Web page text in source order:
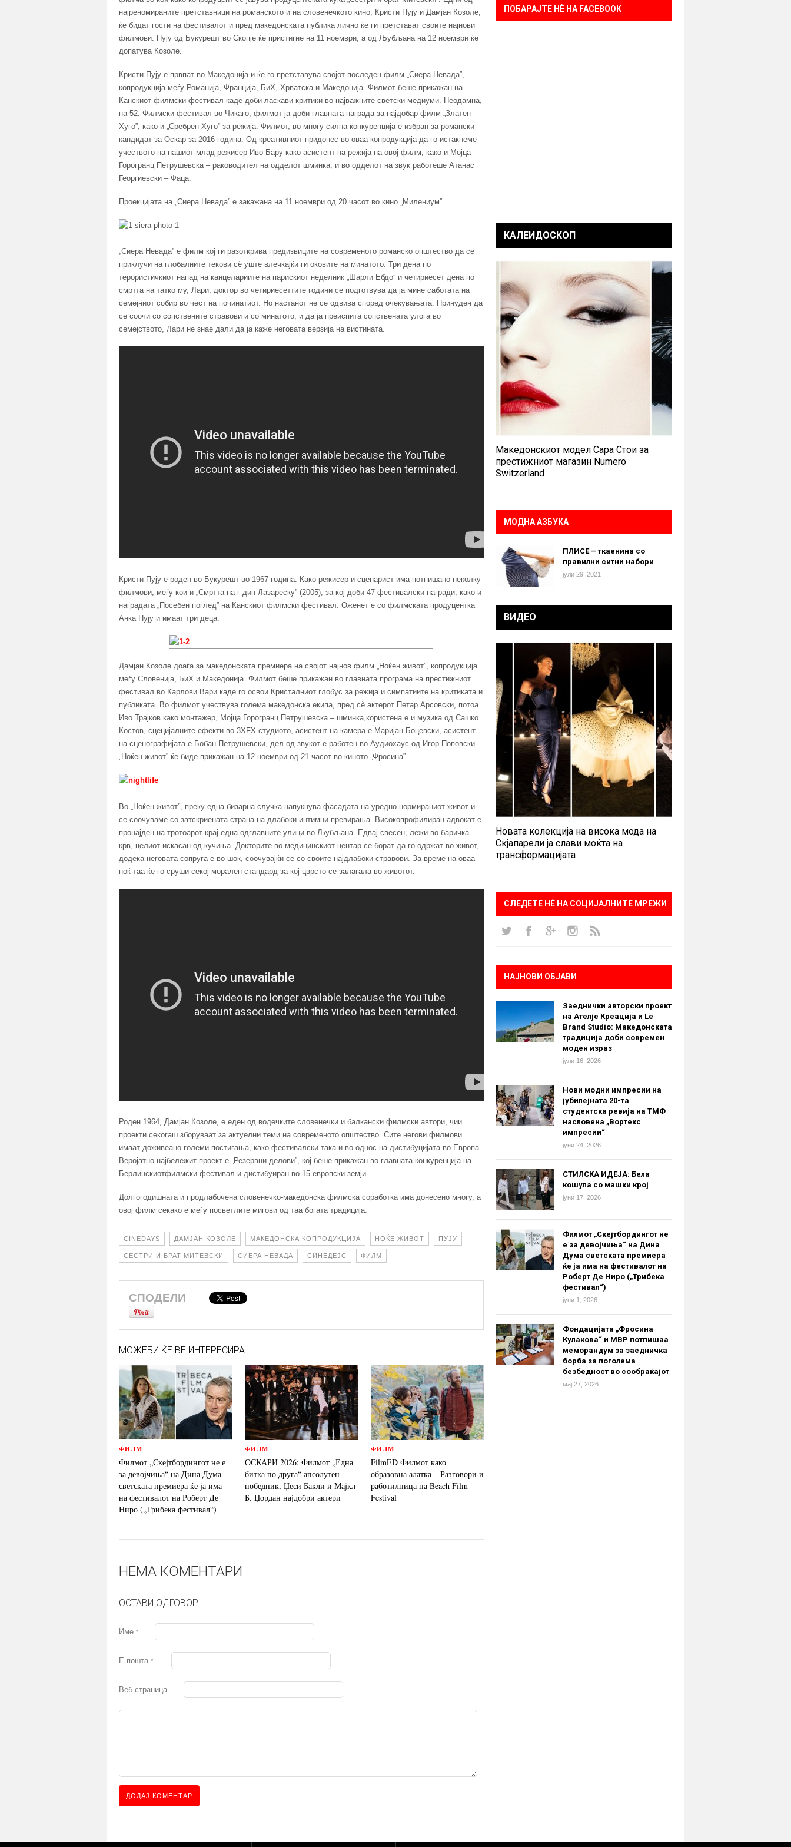
најреномираните претставници на романското и на словенечкото кино, Кристи Пују и Дамјан Козоле,
ќе бидат гости на фестивалот и пред македонската публика лично ќе ги претстават своите најнови
филмови. Пују од Букурешт во Скопје ќе пристигне на 11 ноември, а од Љубљана на 12 ноември ќе
допатува Козоле.
Кристи Пују е првпат во Македонија и ќе го претставува својот последен филм „Сиера Невада”,
копродукција меѓу Романија, Франција, БиХ, Хрватска и Македонија. Филмот беше прикажан на
Канскиот филмски фестивал каде доби ласкави критики во најважните светски медиуми. Неодамна,
на 52. Филмски фестивал во Чикаго, филмот ја доби главната награда за најдобар филм „Златен
Хуго”, како и „Сребрен Хуго” за режија. Филмот, во многу силна конкуренција е избран за романски
кандидат за Оскар за 2016 година. Од креативниот придонес во оваа копродукција да го истакнеме
учеството на нашиот млад режисер Иво Бару како асистент на режија на овој филм, како и Мојца
Горогранц Петрушевска – раководител на одделот шминка, и во одделот на звук работеше Атанас
Георгиевски – Фаца.
Проекцијата на „Сиера Невада” е закажана на 11 ноември од 20 часот во кино „Милениум”.
„Сиера Невада” е филм кој ги разоткрива предизвиците на современото романско општество да се
приклучи на глобалните текови сè уште влечкајќи ги оковите на минатото. Три дена по
терористичкиот напад на канцелариите на парискиот неделник „Шарли Ебдо” и четириесет дена по
смртта на татко му, Лари, доктор во четириесеттите години се подготвува да ја мине саботата на
семејниот собир во чест на починатиот. Но настанот не се одвива според очекувањата. Принуден да
се соочи со сопствените стравови и со минатото, и да ја преиспита сопствената улога во
семејството, Лари не знае дали да ја каже неговата верзија на вистината.
Кристи Пују е роден во Букурешт во 1967 година. Како режисер и сценарист има потпишано неколку
филмови, меѓу кои и „Смртта на г-дин Лазареску” (2005), за кој доби 47 фестивалски награди, како и
наградата „Посебен поглед” на Канскиот филмски фестивал. Оженет е со филмската продуцентка
Анка Пују и имаат три деца.
Дамјан Козоле доаѓа за македонската премиера на својот најнов филм „Ноќен живот”, копродукција
меѓу Словенија, БиХ и Македонија. Филмот беше прикажан во главната програма на престижниот
фестивал во Карлови Вари каде го освои Кристалниот глобус за режија и симпатиите на критиката и
публиката. Во филмот учествува голема македонска екипа, пред сè актерот Петар Арсовски, потоа
Иво Трајков како монтажер, Мојца Горогранц Петрушевска – шминка,користена е и музика од Сашко
Костов, сцецијалните ефекти во 3XFX студиото, асистент на камера е Маријан Боцевски, асистент
на сценографијата е Бобан Петрушевски, дел од звукот е работен во Аудиохаус од Игор Поповски.
„Ноќен живот” ќе биде прикажан на 12 ноември од 21 часот во киното „Фросина”.
Во „Ноќен живот”, преку една бизарна случка напукнува фасадата на уредно нормираниот живот и
се соочуваме со затскриената страна на длабоки интимни превирања. Високопрофилиран адвокат е
пронајден на тротоарот крај една одглавните улици во Љубљана. Едвај свесен, лежи во баричка
крв, целиот искасан од кучиња. Докторите во медицинскиот центар се борат да го одржат во живот,
додека неговата сопруга е во шок, соочувајќи се со своите најдлабоки стравови. За време на оваа
ноќ таа ќе го сруши секој морален стандард за кој цврсто се залагала во животот.
Роден 1964, Дамјан Козоле, е еден од водечките словенечки и балкански филмски автори, чии
проекти секогаш зборуваат за актуелни теми на современото општество. Сите негови филмови
имаат доживеано големи постигања, како фестивалски така и во однос на дистибуцијата во Европа.
Веројатно најбележит проект е „Резервни делови”, кој беше прикажан во главната конкуренција на
Берлинскиотфилмски фестивал и дистибуиран во 15 европски земји.
Долгогодишната и продлабочена словенечко-македонска филмска соработка има донесено многу, а
овој филм секако е меѓу посветлите мигови од таа богата традиција.
CINEDAYS ДАМЈАН КОЗОЛЕ МАКЕДОНСКА КОПРОДУКЦИЈА НОЌЕ ЖИВОТ ПУЈУ
СЕСТРИ И БРАТ МИТЕВСКИ СИЕРА НЕВАДА СИНЕДЕЈС ФИЛМ
СПОДЕЛИ
МОЖЕБИ ЌЕ ВЕ ИНТЕРЕСИРА
ФИЛМ
Филмот „Скејтбордингот не е
за девојчиња“ на Дина Дума
светската премиера ќе ја има
на фестивалот на Роберт Де
Ниро („Трибека фестивал“)
ФИЛМ
ОСКАРИ 2026: Филмот „Една
битка по друга“ апсолутен
победник, Џеси Бакли и Мајкл
Б. Џордан најдобри актери
ФИЛМ
FilmED Филмот како
образовна алатка – Разговори и
работилница на Beach Film
Festival
НЕМА КОМЕНТАРИ
ОСТАВИ ОДГОВОР
Име *
Е-пошта *
Веб страница
ПОБАРАЈТЕ НÈ НА FACEBOOK
КАЛЕИДОСКОП
Македонскиот модел Сара Стои за
престижниот магазин Numero
Switzerland
МОДНА АЗБУКА
ПЛИСЕ – ткаенина со
правилни ситни набори
јули 29, 2021
ВИДЕО
Новата колекција на висока мода на
Скјапарели ја слави моќта на
трансформацијата
СЛЕДЕТЕ НÈ НА СОЦИЈАЛНИТЕ МРЕЖИ
НАЈНОВИ ОБЈАВИ
Заеднички авторски проект
на Ателје Креација и Le
Brand Studio: Македонската
традиција доби современ
моден израз
јули 16, 2026
Нови модни импресии на
јубилејната 20-та
студентска ревија на ТМФ
насловена „Вортекс
импресии“
јуни 24, 2026
СТИЛСКА ИДЕЈА: Бела
кошула со машки крој
јуни 17, 2026
Филмот „Скејтбордингот не
е за девојчиња“ на Дина
Дума светската премиера
ќе ја има на фестивалот на
Роберт Де Ниро („Трибека
фестивал“)
јуни 1, 2026
Фондацијата „Фросина
Кулакова“ и МВР потпишаа
меморандум за заедничка
борба за поголема
безбедност во сообраќајот
мај 27, 2026